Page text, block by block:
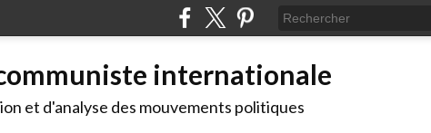
internationale
et d'analyse des mouvements politiques